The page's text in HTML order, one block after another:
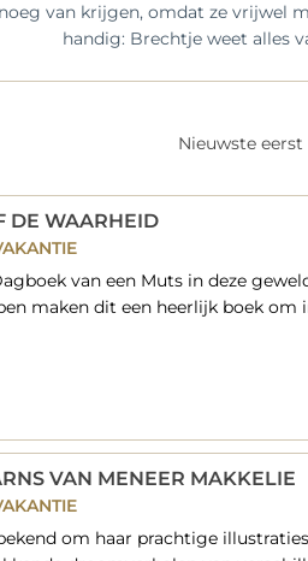
van krijgen, omdat ze vrijwel
handig: Brechtje weet alles
Nieuwste eerst
DE WAARHEID
van een Muts in deze
maken dit een heerlijk boek om
VAN MENEER MAKKELIE
om haar prachtige